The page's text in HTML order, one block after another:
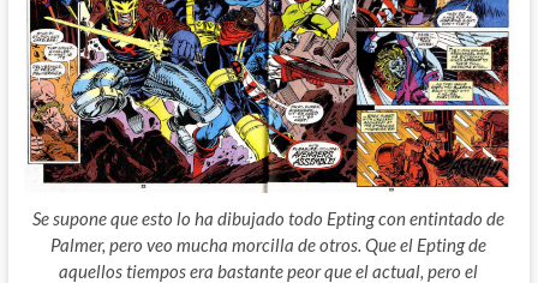
Se supone que esto lo ha dibujado todo Epting con entintado de
Palmer, pero veo mucha morcilla de otros. Que el Epting de
aquellos tiempos era bastante peor que el actual, pero el